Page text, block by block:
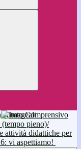
Istituto Comprensivo
pieno)/
attività didattiche per
vi aspettiamo!